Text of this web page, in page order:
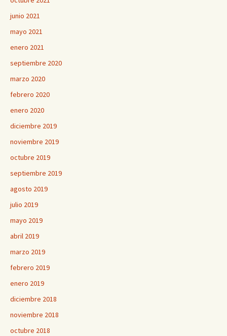
junio 2021
mayo 2021
enero 2021
septiembre 2020
marzo 2020
febrero 2020
enero 2020
diciembre 2019
noviembre 2019
octubre 2019
septiembre 2019
agosto 2019
julio 2019
mayo 2019
abril 2019
marzo 2019
febrero 2019
enero 2019
diciembre 2018
noviembre 2018
octubre 2018